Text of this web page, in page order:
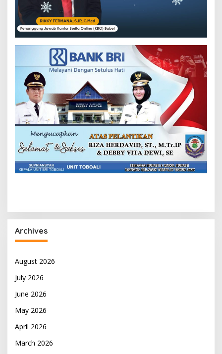
Archives
August 2026
July 2026
June 2026
May 2026
April 2026
March 2026